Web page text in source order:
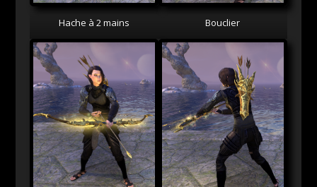
Hache à 2 mains Bouclier